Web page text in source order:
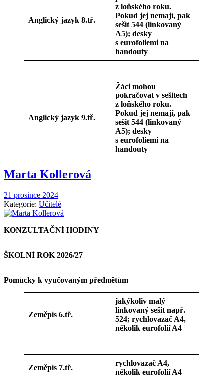
Anglický jazyk 8.tř.
z loňského roku.
Pokud jej nemají, pak
sešit 544 (linkovaný
A5); desky
s eurofoliemi na
handouty
Anglický jazyk 9.tř.
Žáci mohou
pokračovat v sešitech
z loňského roku.
Pokud jej nemají, pak
sešit 544 (linkovaný
A5); desky
s eurofoliemi na
handouty
Marta Kollerová
21 prosince 2024
Kategorie: Učitelé
KONZULTAČNÍ HODINY
ŠKOLNÍ ROK 2026/27
Pomůcky k vyučovaným předmětům
Zeměpis 6.tř.
jakýkoliv malý
linkovaný sešit např.
524; rychlovazač A4,
několik eurofolií A4
Zeměpis 7.tř.
rychlovazač A4,
několik eurofolií A4